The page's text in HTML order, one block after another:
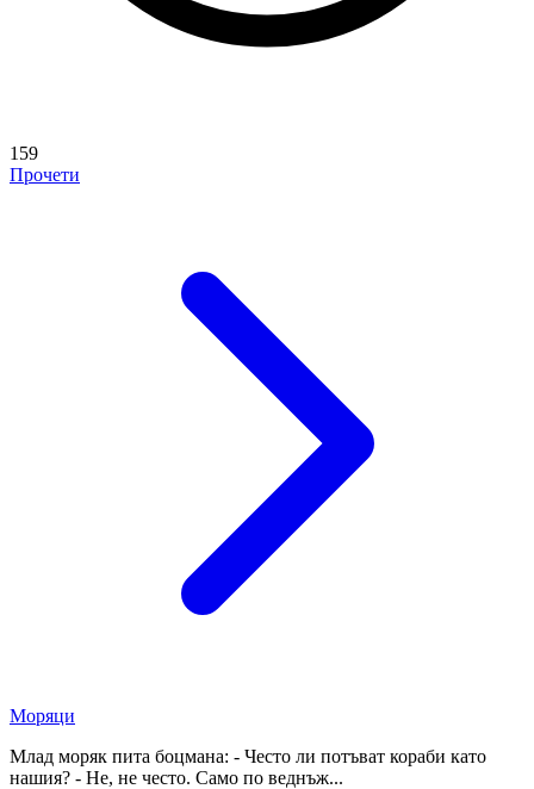
159
Прочети
Моряци
Млад моряк пита боцмана: - Често ли потъват кораби като
нашия? - Не, не често. Само по веднъж...